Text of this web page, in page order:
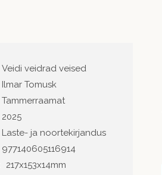
Veidi veidrad veised
Ilmar Tomusk
Tammerraamat
2025
Laste- ja noortekirjandus
977140605116914
217x153x14mm